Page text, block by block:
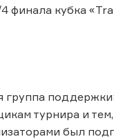
финала кубка
турнира и
был